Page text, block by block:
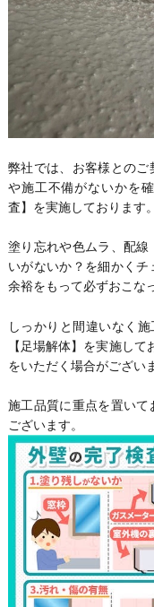
弊社では、お客様との
や施工不備がないかを
査】を実施しております。
塗り忘れや色ムラ、配
いがないか？を細かく
余裕をもって必ずおこな
しっかりと間違いなく
【足場解体】を実施し
をいただく場合がござい
施工品質に重点を置い
ございます。